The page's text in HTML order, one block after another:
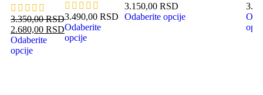
3.350,00RSD
2.680,00 RSD
Odaberite
opcije
3.490,00 RSD
Odaberite
opcije
3.150,00 RSD
Odaberite opcije